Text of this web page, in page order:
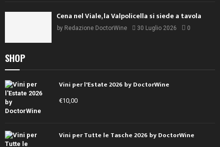
Cena nel Viale, la Valpolicella si siede a tavola
by Redazione DoctorWine 30 Luglio 2026 0
SHOP
Vini per l'Estate 2026 by DoctorWine
€10,00
Vini per Tutte le Tasche 2026 by DoctorWine